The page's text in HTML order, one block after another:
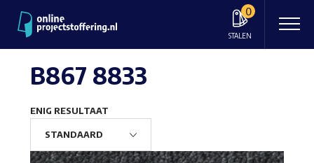
0
STALEN
B867 8833
ENIG RESULTAAT